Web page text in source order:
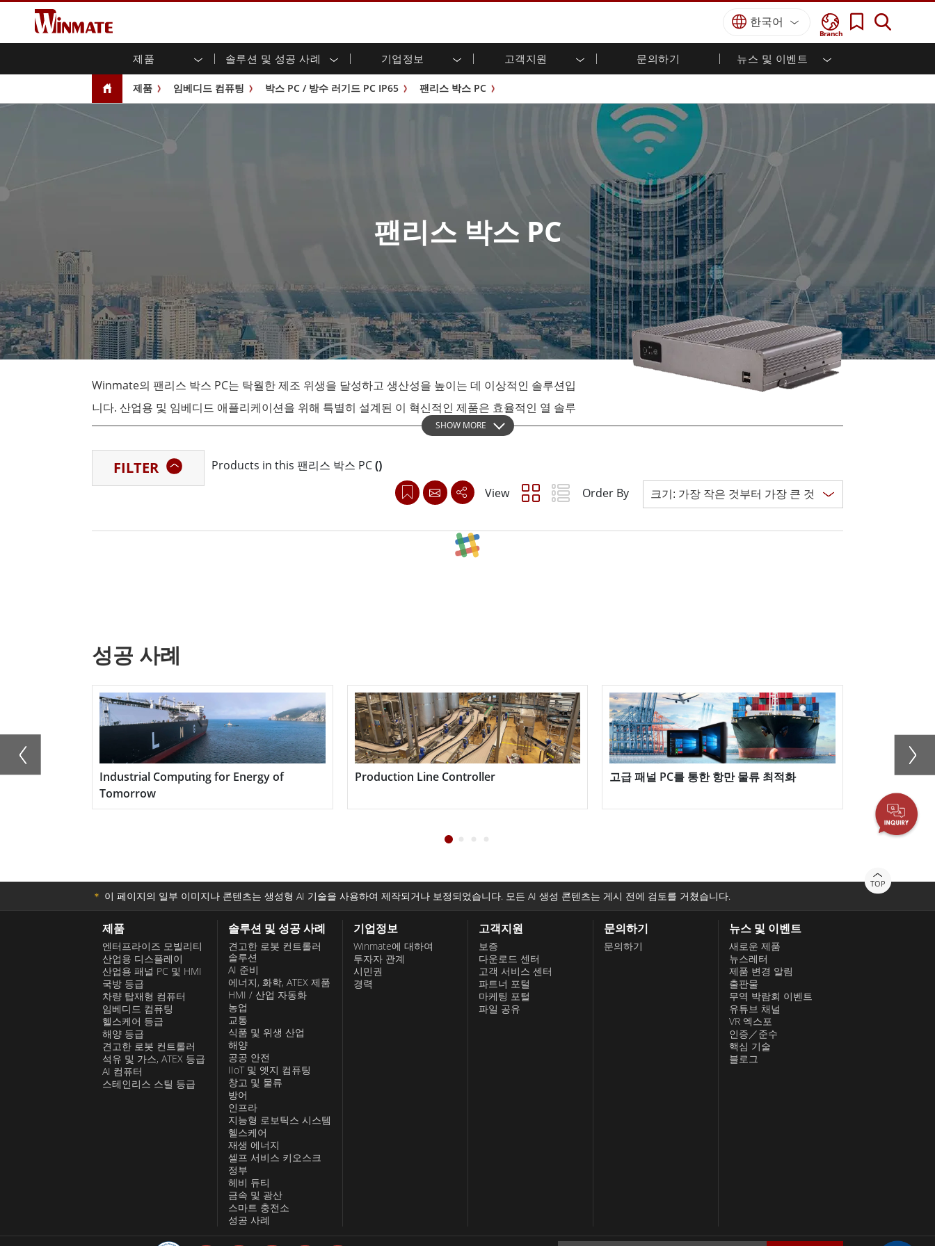
Branch
한국어
제품 솔루션 및 성공 사례 기업정보 고객지원 문의하기 뉴스 및 이벤트
엔터프라이즈 모빌리티
러기드 노트북
러기드 태블릿 컨트롤러
휴대용 컴퓨터
Windows 러기드 태블릿
안드로이드 러기드 태블릿
산업용 디스플레이
멀티터치(P-CAP)
실외 디스플레이
OSD 박스
산업용 패널 PC 및 HMI
HMI(P-CAP 터치)
산업용 패널 PC(P-CAP Touch)
산업용 패널 PC(저항막 터치)
엣지 AI 패널 PC
국방부 러기드 노트북
국방부 러기드 태블릿
디펜스 울트라 러기드 태블릿
국방 패널 PC
디펜스 디스플레이 / NVIS 디스플레이
방어 서버
지상 관제소
안드로이드 차량 탑재 컴퓨터
차량 탑재 컴퓨터용 태블릿
IoT 게이트웨이
라디오 게이트웨이
More
헬스케어 등급
의료용 패널 PC
헬스케어 디스플레이
해양 등급
해양 패널 PC
해양 디스플레이
해양 임베디드 컴퓨터
More
견고한 로봇 컨트롤러
엣지 AI 모빌리티
석유 및 가스, ATEX 등급
ATEX 등급 러기드 태블릿
ATEX 등급 패널 PC
More
AI 컴퓨터
엣지 AI 모빌리티
엣지 AI 컴퓨팅
스테인리스 스틸 등급
스테인리스 스틸 패널 PC
스테인리스 스틸 디스플레이
견고한 로봇 컨트롤러 솔루션 AI 준비 에너지, 화학, ATEX 제품
농업
교통 식품 및 위생 산업
해양
공공 안전
방어
재생 에너지
금속 및 광산
Winmate에 대하여 투자자 관계 시민권
보증 다운로드 센터 고객 서비스 센터
마케팅 포털
파일 공유
새로운 제품 뉴스레터 제품 변경 알림
무역 박람회 이벤트
유튜브 채널 VR 엑스포
인증／준수
핵심 기술
제품 임베디드 컴퓨팅 박스 PC / 방수 러기드 PC IP65 팬리스 박스 PC
팬리스 박스 PC
Winmate의 팬리스 박스 PC는 탁월한 제조 위생을 달성하고 생산성을 높이는 데 이상적인 솔루션입
니다. 산업용 및 임베디드 애플리케이션을 위해 특별히 설계된 이 혁신적인 제품은 효율적인 열 솔루
션과 강력한 처리 능력, 유연한 스토리지 및 확장 가능성을 제공합니다.
러기드 컴퓨터 및 터치 패널 기술의 선구자인 Winmate는 항상 고품질 소재를 사용하여 제품을 제작
합니다. 다양한 종류의 팬리스 박스 PC를 갖춘 Winmate는 전면형부터 만능 IP65, IP67 및 IP69K 팬
식품 생산 자동화 제어, 모니터링 관리, 건물 자동화 및 기타 관련 IPC 위치를 포함한 다양한 애플리케
각 임베디드 박스 PC는 공장 제어 및 제품 수명 주기 관리와 같은 산업 자동화 프로세스를 개선하도
록 설계되었습니다. 안정적이고 유연하며 유지보수가 필요 없어 머신 비전 설계에 완벽한 선택입니
다. 또한 CPU, DRAM, 소형 카드에 쉽게 접근하고 설치할 수 있으며 각 팬리스 박스 PC는 다양한 확
장 옵션을 제공합니다.
SHOW MORE
FILTER Products in this 팬리스 박스 PC()
Order By
View
성공 사례
Financial
Industrial Computing for Energy of
Tomorrow
Production Line Controller 고급 패널 PC를 통한 항만 물류 최적화
COVID-19
Solution
TOP
＊ 이 페이지의 일부 이미지나 콘텐츠는 생성형 AI 기술을 사용하여 제작되거나 보정되었습니다. 모든 AI 생성 콘텐츠는 게시 전에 검토를 거쳤습니다.
제품
엔터프라이즈 모빌리티
산업용 디스플레이
산업용 패널 PC 및 HMI
국방 등급
차량 탑재형 컴퓨터
임베디드 컴퓨팅
헬스케어 등급
해양 등급
견고한 로봇 컨트롤러
석유 및 가스, ATEX 등급
AI 컴퓨터
스테인리스 스틸 등급
솔루션 및 성공 사례
견고한 로봇 컨트롤러
솔루션
AI 준비
에너지, 화학, ATEX 제품
HMI / 산업 자동화
농업
교통
식품 및 위생 산업
해양
공공 안전
IIoT 및 엣지 컴퓨팅
창고 및 물류
방어
인프라
지능형 로보틱스 시스템
헬스케어
재생 에너지
셀프 서비스 키오스크
정부
헤비 듀티
금속 및 광산
스마트 충전소
성공 사례
기업정보
Winmate에 대하여
투자자 관계
시민권
경력
고객지원
보증
다운로드 센터
고객 서비스 센터
파트너 포털
마케팅 포털
파일 공유
문의하기
문의하기
뉴스 및 이벤트
새로운 제품
뉴스레터
제품 변경 알림
출판물
무역 박람회 이벤트
유튜브 채널
VR 엑스포
인증／준수
핵심 기술
블로그